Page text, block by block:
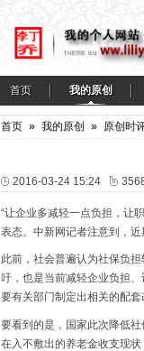
首页 我的原创
首页 » 我的原创 » 原创时
2016-03-24 15:24
“让企业多减轻一点负担，让
表态。中新网记者注意到，
此前，社会普遍认为社保负
吁，也是当前减轻企业负担
要有关部门制定出相关的配套
要看到的是，国家此次降低
在入不敷出的养老金收支现